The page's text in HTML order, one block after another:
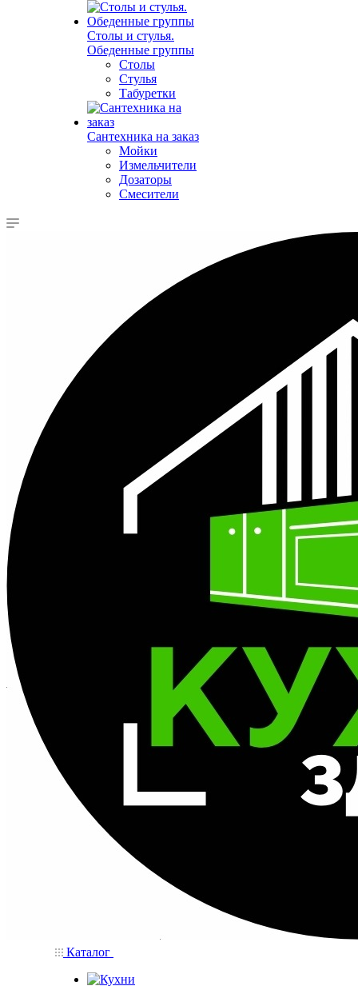
Столы и стулья.
Обеденные группы
Столы
Стулья
Табуретки
Сантехника на заказ
Мойки
Измельчители
Дозаторы
Смесители
Каталог